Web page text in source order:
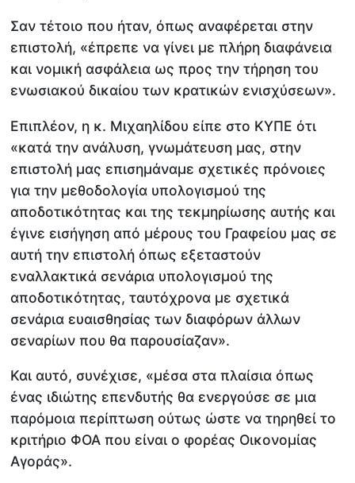
Σαν τέτοιο που ήταν, όπως αναφέρεται στην
επιστολή, «έπρεπε να γίνει με πλήρη διαφάνεια
και νομική ασφάλεια ως προς την τήρηση του
ενωσιακού δικαίου των κρατικών ενισχύσεων».
Επιπλέον, η κ. Μιχαηλίδου είπε στο ΚΥΠΕ ότι
«κατά την ανάλυση, γνωμάτευση μας, στην
επιστολή μας επισημάναμε σχετικές πρόνοιες
για την μεθοδολογία υπολογισμού της
αποδοτικότητας και της τεκμηρίωσης αυτής και
έγινε εισήγηση από μέρους του Γραφείου μας σε
αυτή την επιστολή όπως εξεταστούν
εναλλακτικά σενάρια υπολογισμού της
αποδοτικότητας, ταυτόχρονα με σχετικά
σενάρια ευαισθησίας των διαφόρων άλλων
σεναρίων που θα παρουσίαζαν».
Και αυτό, συνέχισε, «μέσα στα πλαίσια όπως
ένας ιδιώτης επενδυτής θα ενεργούσε σε μια
παρόμοια περίπτωση ούτως ώστε να τηρηθεί το
κριτήριο ΦΟΑ που είναι ο φορέας Οικονομίας
Αγοράς».